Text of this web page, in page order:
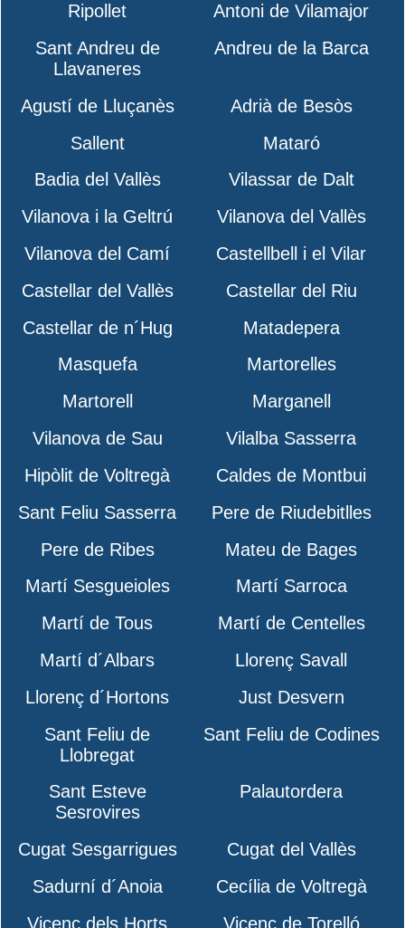
Ripollet
Antoni de Vilamajor
Sant Andreu de
Llavaneres
Andreu de la Barca
Agustí de Lluçanès
Adrià de Besòs
Sallent
Mataró
Badia del Vallès
Vilassar de Dalt
Vilanova i la Geltrú
Vilanova del Vallès
Vilanova del Camí
Castellbell i el Vilar
Castellar del Vallès
Castellar del Riu
Castellar de n´Hug
Matadepera
Masquefa
Martorelles
Martorell
Marganell
Vilanova de Sau
Vilalba Sasserra
Hipòlit de Voltregà
Caldes de Montbui
Sant Feliu Sasserra
Pere de Riudebitlles
Pere de Ribes
Mateu de Bages
Martí Sesgueioles
Martí Sarroca
Martí de Tous
Martí de Centelles
Martí d´Albars
Llorenç Savall
Llorenç d´Hortons
Just Desvern
Sant Feliu de
Llobregat
Sant Feliu de Codines
Sant Esteve
Sesrovires
Palautordera
Cugat Sesgarrigues
Cugat del Vallès
Sadurní d´Anoia
Cecília de Voltregà
Vicenç dels Horts
Vicenç de Torelló